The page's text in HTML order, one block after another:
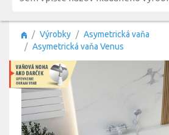
Výrobky
Asymetrická vaňa
Asymetrická vaňa Venus